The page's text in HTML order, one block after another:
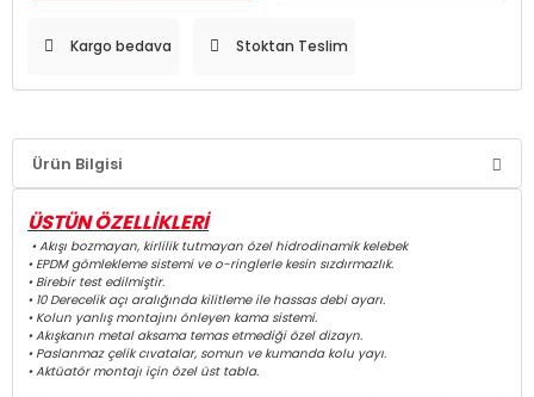
Kargo bedava Stoktan Teslim
Ürün Bilgisi
ÜSTÜN ÖZELLİKLERİ
• Akışı bozmayan, kirlilik tutmayan özel hidrodinamik kelebek
• EPDM gömlekleme sistemi ve o-ringlerle kesin sızdırmazlık.
• Birebir test edilmiştir.
• 10 Derecelik açı aralığında kilitleme ile hassas debi ayarı.
• Kolun yanlış montajını önleyen kama sistemi.
• Akışkanın metal aksama temas etmediği özel dizayn.
• Paslanmaz çelik cıvatalar, somun ve kumanda kolu yayı.
• Aktüatör montajı için özel üst tabla.